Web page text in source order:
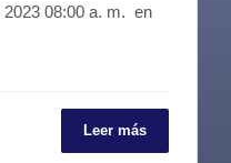
08:00 a. m. en
Leer más